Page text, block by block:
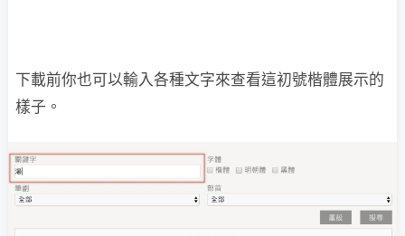
下載前你也可以輸入各種文字來查看這初號楷體展示的
樣子。